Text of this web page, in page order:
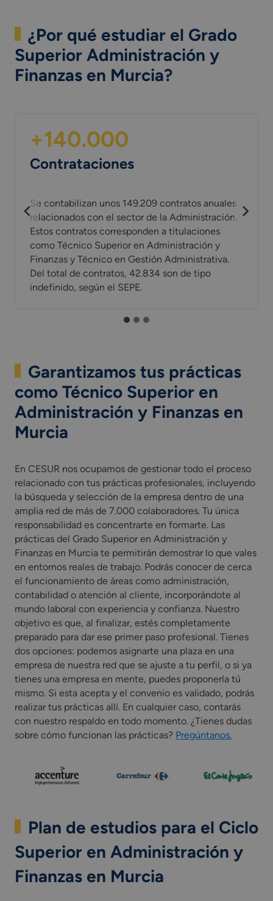
¿Por qué estudiar el Grado
Superior Administración y
Finanzas en Murcia?
+140.000
Contrataciones
Se contabilizan unos 149.209 contratos anuales
relacionados con el sector de la Administración.
Estos contratos corresponden a titulaciones
como Técnico Superior en Administración y
Finanzas y Técnico en Gestión Administrativa.
Del total de contratos, 42.834 son de tipo
indefinido, según el SEPE.
Garantizamos tus prácticas
como Técnico Superior en
Administración y Finanzas en
Murcia
En CESUR nos ocupamos de gestionar todo el proceso
relacionado con tus prácticas profesionales, incluyendo
la búsqueda y selección de la empresa dentro de una
amplia red de más de 7.000 colaboradores. Tu única
responsabilidad es concentrarte en formarte. Las
prácticas del Grado Superior en Administración y
Finanzas en Murcia te permitirán demostrar lo que vales
en entornos reales de trabajo. Podrás conocer de cerca
el funcionamiento de áreas como administración,
contabilidad o atención al cliente, incorporándote al
mundo laboral con experiencia y confianza. Nuestro
objetivo es que, al finalizar, estés completamente
preparado para dar ese primer paso profesional. Tienes
dos opciones: podemos asignarte una plaza en una
empresa de nuestra red que se ajuste a tu perfil, o si ya
tienes una empresa en mente, puedes proponerla tú
mismo. Si esta acepta y el convenio es validado, podrás
realizar tus prácticas allí. En cualquier caso, contarás
con nuestro respaldo en todo momento. ¿Tienes dudas
sobre cómo funcionan las prácticas? Pregúntanos.
Plan de estudios para el Ciclo
Superior en Administración y
Finanzas en Murcia